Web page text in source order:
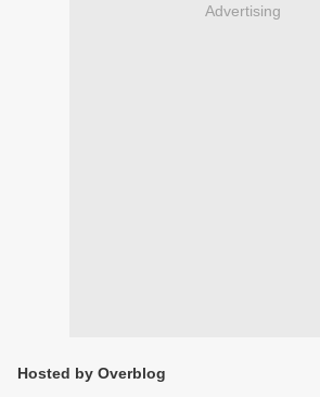
Advertising
Hosted by Overblog